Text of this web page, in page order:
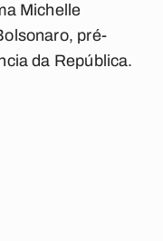
Michelle
pré-
da República.